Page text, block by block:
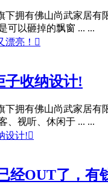
下拥有佛山尚武家居
可以砸掉的飘窗 ... ...

子收纳设计!
下拥有佛山尚武家居
、视听、休闲于 ... ...

经OUT了，有